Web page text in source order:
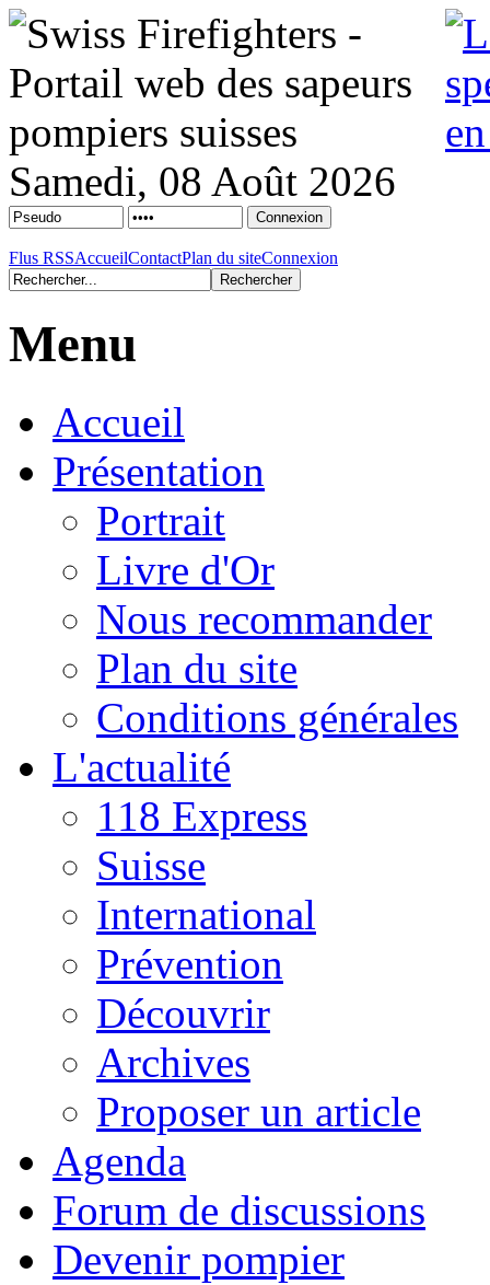
Samedi, 08 Août 2026
Flus RSSAccueilContactPlan du siteConnexion
Menu
Accueil
Présentation
Portrait
Livre d'Or
Nous recommander
Plan du site
Conditions générales
L'actualité
118 Express
Suisse
International
Prévention
Découvrir
Archives
Proposer un article
Agenda
Forum de discussions
Devenir pompier